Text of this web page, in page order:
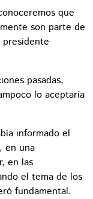
que
son parte de
pasadas,
lo aceptaría
informado el
en una
en las
el tema de los
fundamental.